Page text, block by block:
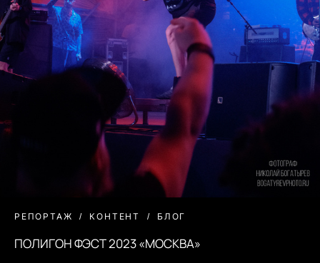
РЕПОРТАЖ КОНТЕНТ БЛОГ
ПОЛИГОН ФЭСТ 2023 «МОСКВА»